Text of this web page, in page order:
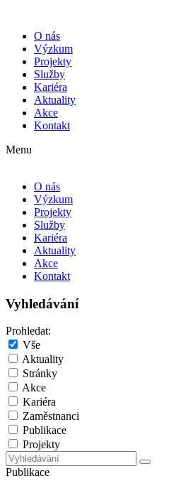
O nás
Výzkum
Projekty
Služby
Kariéra
Aktuality
Akce
Kontakt
Menu
O nás
Výzkum
Projekty
Služby
Kariéra
Aktuality
Akce
Kontakt
Vyhledávání
Prohledat:
Vše
Aktuality
Stránky
Akce
Kariéra
Zaměstnanci
Publikace
Projekty
Publikace